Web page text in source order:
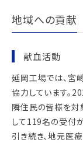
地域への貢献
献血活動
延岡工場では、宮
協力しています。
隣住民の皆様を対
して119名の受付
引き続き、地元医